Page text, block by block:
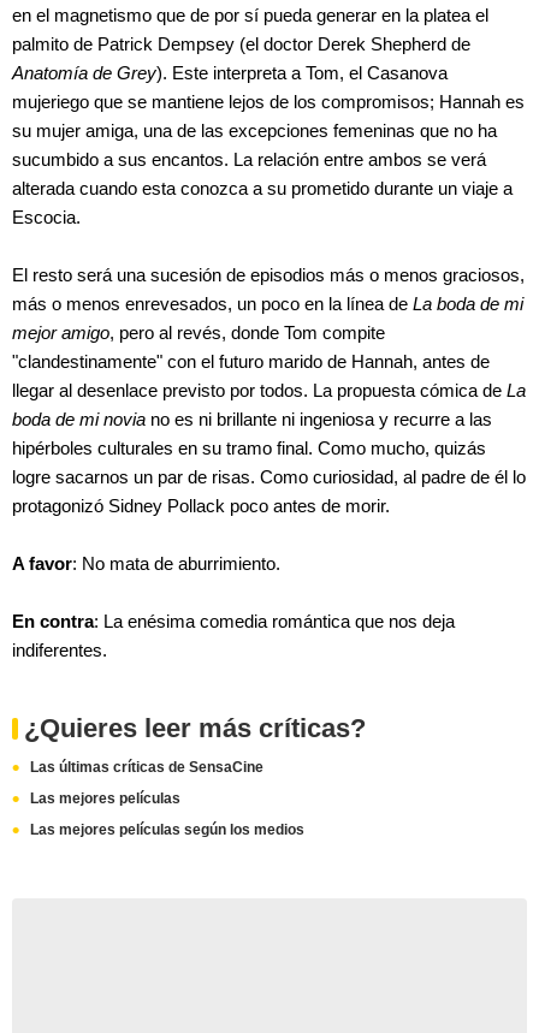
en el magnetismo que de por sí pueda generar en la platea el
palmito de Patrick Dempsey (el doctor Derek Shepherd de
Anatomía de Grey). Este interpreta a Tom, el Casanova
mujeriego que se mantiene lejos de los compromisos; Hannah es
su mujer amiga, una de las excepciones femeninas que no ha
sucumbido a sus encantos. La relación entre ambos se verá
alterada cuando esta conozca a su prometido durante un viaje a
Escocia.
El resto será una sucesión de episodios más o menos graciosos,
más o menos enrevesados, un poco en la línea de La boda de mi
mejor amigo, pero al revés, donde Tom compite
"clandestinamente" con el futuro marido de Hannah, antes de
llegar al desenlace previsto por todos. La propuesta cómica de La
boda de mi novia no es ni brillante ni ingeniosa y recurre a las
hipérboles culturales en su tramo final. Como mucho, quizás
logre sacarnos un par de risas. Como curiosidad, al padre de él lo
protagonizó Sidney Pollack poco antes de morir.
A favor: No mata de aburrimiento.
En contra: La enésima comedia romántica que nos deja
indiferentes.
¿Quieres leer más críticas?
Las últimas críticas de SensaCine
Las mejores películas
Las mejores películas según los medios